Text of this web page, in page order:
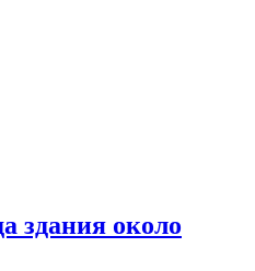
здания около